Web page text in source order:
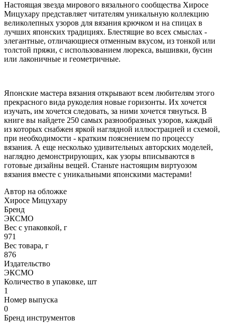
Настоящая звезда мирового вязального сообщества Хиросе
Мицухару представляет читателям уникальную коллекцию
великолепных узоров для вязания крючком и на спицах в
лучших японских традициях. Блестящие во всех смыслах -
элегантные, отличающиеся отменным вкусом, из тонкой или
толстой пряжи, с использованием люрекса, вышивки, бусин
или лаконичные и геометричные.
Японские мастера вязания открывают всем любителям этого
прекрасного вида рукоделия новые горизонты. Их хочется
изучать, им хочется следовать, за ними хочется тянуться. В
книге вы найдете 250 самых разнообразных узоров, каждый
из которых снабжен яркой наглядной иллюстрацией и схемой,
при необходимости - кратким пояснением по процессу
вязания. А еще несколько удивительных авторских моделей,
наглядно демонстрирующих, как узоры вписываются в
готовые дизайны вещей. Станьте настоящим виртуозом
вязания вместе с уникальными японскими мастерами!
Автор на обложке
Хиросе Мицухару
Бренд
ЭКСМО
Вес с упаковкой, г
971
Вес товара, г
876
Издательство
ЭКСМО
Количество в упаковке, шт
1
Номер выпуска
0
Бренд инструментов